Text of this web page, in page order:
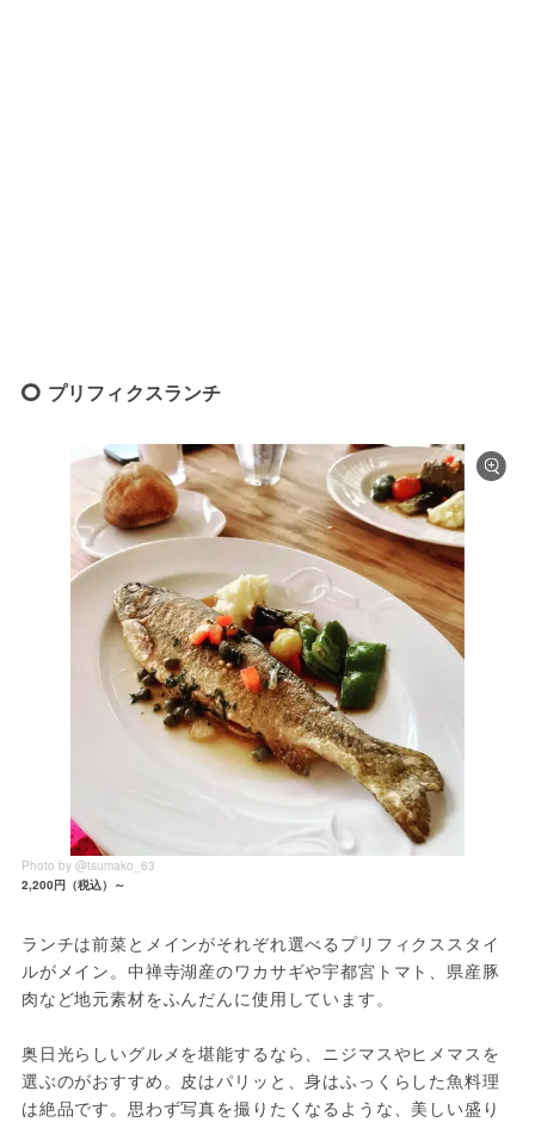
プリフィクスランチ
Photo by @tsumako_63
2,200円（税込）～
ランチは前菜とメインがそれぞれ選べるプリフィクススタイ
ルがメイン。中禅寺湖産のワカサギや宇都宮トマト、県産豚
肉など地元素材をふんだんに使用しています。
奥日光らしいグルメを堪能するなら、ニジマスやヒメマスを
選ぶのがおすすめ。皮はパリッと、身はふっくらした魚料理
は絶品です。思わず写真を撮りたくなるような、美しい盛り